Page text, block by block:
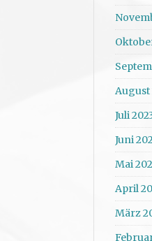
August
Juli
Juni
Mai
April
März